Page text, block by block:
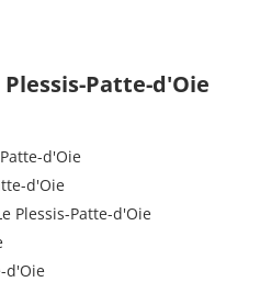
Patte-d'Oie
d'Oie
d'Oie
Plessis-Patte-d'Oie
d'Oie